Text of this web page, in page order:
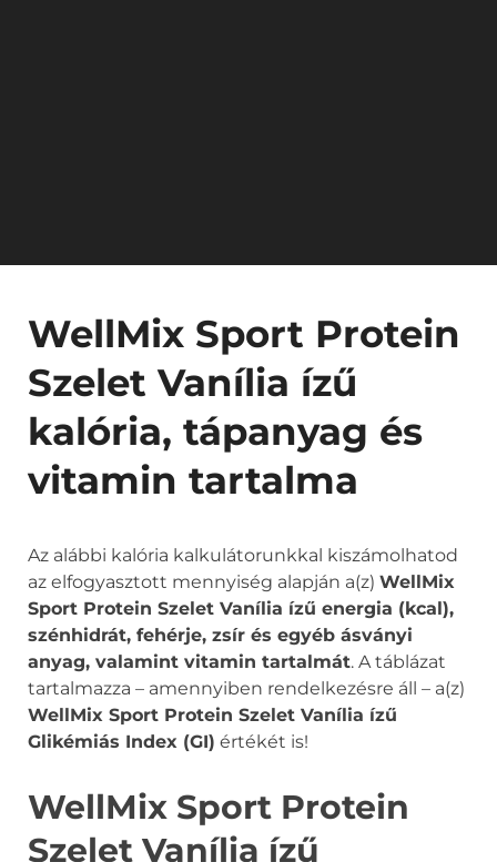
WellMix Sport Protein
Szelet Vanília ízű
kalória, tápanyag és
vitamin tartalma
Az alábbi kalória kalkulátorunkkal kiszámolhatod
az elfogyasztott mennyiség alapján a(z) WellMix
Sport Protein Szelet Vanília ízű energia (kcal),
szénhidrát, fehérje, zsír és egyéb ásványi
anyag, valamint vitamin tartalmát. A táblázat
tartalmazza – amennyiben rendelkezésre áll – a(z)
WellMix Sport Protein Szelet Vanília ízű
Glikémiás Index (GI) értékét is!
WellMix Sport Protein
Szelet Vanília ízű